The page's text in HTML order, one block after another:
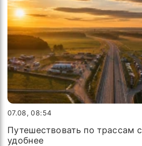
07.08, 08:54
Путешествовать по трассам
удобнее